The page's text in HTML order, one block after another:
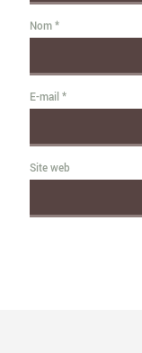
Nom*
E-mail *
Site web